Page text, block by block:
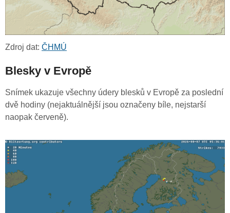
Zdroj dat: ČHMÚ
Blesky v Evropě
Snímek ukazuje všechny údery blesků v Evropě za poslední
dvě hodiny (nejaktuálnější jsou označeny bíle, nejstarší
naopak červeně).